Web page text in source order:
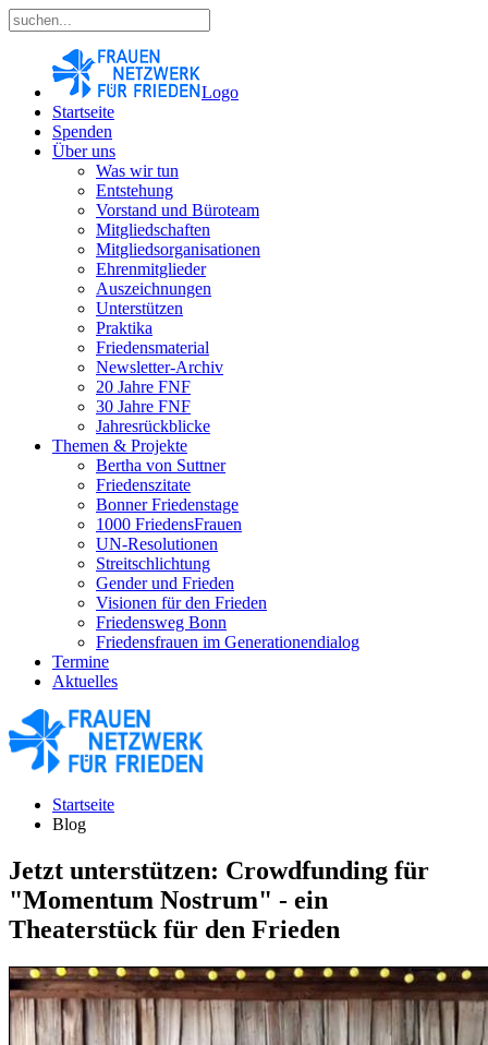
Logo
Startseite
Spenden
Über uns
Was wir tun
Entstehung
Vorstand und Büroteam
Mitgliedschaften
Mitgliedsorganisationen
Ehrenmitglieder
Auszeichnungen
Unterstützen
Praktika
Friedensmaterial
Newsletter-Archiv
20 Jahre FNF
30 Jahre FNF
Jahresrückblicke
Themen & Projekte
Bertha von Suttner
Friedenszitate
Bonner Friedenstage
1000 FriedensFrauen
UN-Resolutionen
Streitschlichtung
Gender und Frieden
Visionen für den Frieden
Friedensweg Bonn
Friedensfrauen im Generationendialog
Termine
Aktuelles
Startseite
Blog
Jetzt unterstützen: Crowdfunding für
"Momentum Nostrum" - ein
Theaterstück für den Frieden